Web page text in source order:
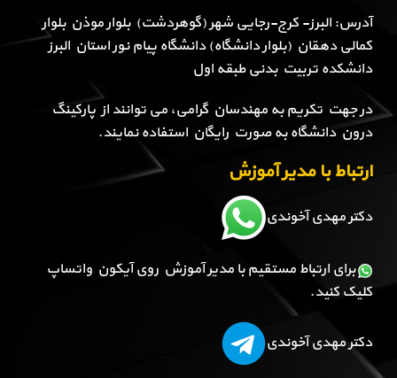
آدرس: البرز- کرج-رجایی شهر (گوهردشت) بلوار موذن بلوار
کمالی دهقان (بلوار دانشگاه) دانشگاه پیام نور استان البرز
دانشکده تربیت بدنی طبقه اول
در جهت تکریم به مهندسان گرامی، می توانند از پارکینگ
درون دانشگاه به صورت رایگان استفاده نمایند.
ارتباط با مدیر آموزش
دکتر مهدی آخوندی
برای ارتباط مستقیم با مدیر آموزش روی آیکون واتساپ
کلیک کنید.
دکتر مهدی آخوندی